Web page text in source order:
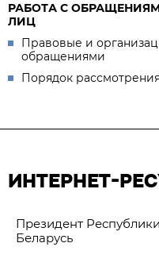
РАБОТА С
ЛИЦ
Правовые и
обращениями
Порядок
ИНТЕРНЕТ-
Президент Республики
Беларусь